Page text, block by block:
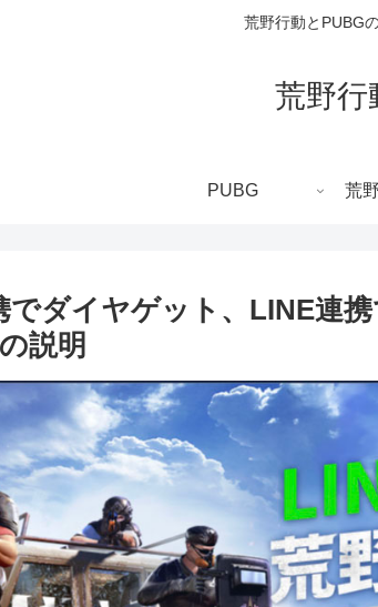
荒野行動とPUBG
荒野行
PUBG 荒
ダイヤゲット、LINE連携
説明